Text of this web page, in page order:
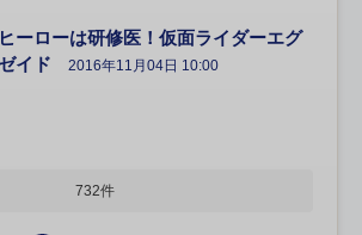
ヒーローは研修医！仮面ライダーエグ
ゼイド
2016年11月04日 10:00
732件